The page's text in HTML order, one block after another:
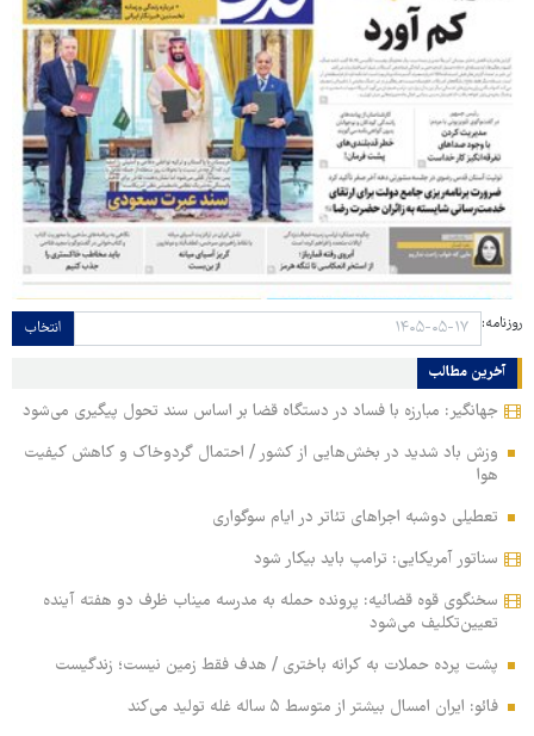
روزنامه: انتخاب
آخرین مطالب
جهانگیر: مبارزه با فساد در دستگاه قضا بر اساس سند تحول پیگیری می‌شود
وزش باد شدید در بخش‌هایی از کشور / احتمال گردوخاک و کاهش کیفیت
هوا
تعطیلی دوشبه اجراهای تئاتر در ایام سوگواری
سناتور آمریکایی: ترامپ باید بیکار شود
سخنگوی قوه قضائیه: پرونده حمله به مدرسه میناب ظرف دو هفته آینده
تعیین‌تکلیف می‌شود
پشت پرده حملات به کرانه باختری / هدف فقط زمین نیست؛ زندگیست
فائو: ایران امسال بیشتر از متوسط ۵ ساله غله تولید می‌کند